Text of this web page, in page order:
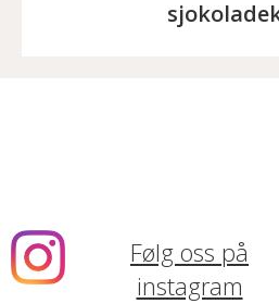
Følg oss på
instagram